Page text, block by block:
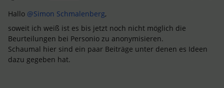
Hallo ​ @Simon Schmalenberg,
soweit ich weiß ist es bis jetzt noch nicht möglich die
Beurteilungen bei Personio zu anonymisieren.
Schaumal hier sind ein paar Beiträge unter denen es Ideen
dazu gegeben hat.